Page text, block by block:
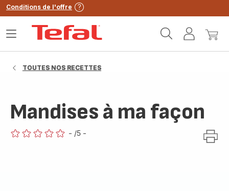
Conditions de l'offre
MonMon
Ouvrir
TOUTES NOS RECETTES
Mandises à ma façon
- /5 -